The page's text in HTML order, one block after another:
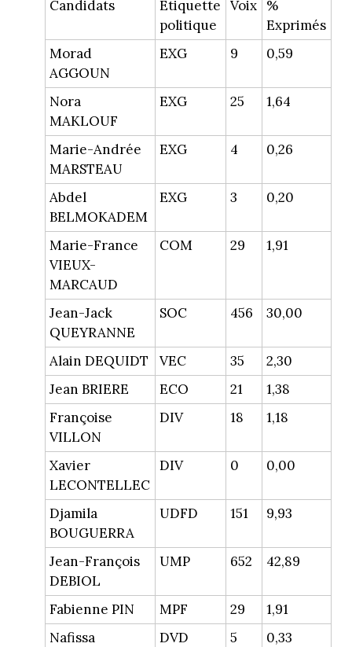
Candidats
Etiquette
politique
Voix
%
Exprimés
Morad
AGGOUN
EXG 9 0,59
Nora
MAKLOUF
EXG 25 1,64
Marie-Andrée
MARSTEAU
EXG 4 0,26
Abdel
BELMOKADEM
EXG 3 0,20
Marie-France
VIEUX-
MARCAUD
COM 29 1,91
Jean-Jack
QUEYRANNE
SOC 456 30,00
Alain DEQUIDT VEC 35
2,30
Jean BRIERE
ECO 21
1,38
Françoise
VILLON
DIV 18 1,18
Xavier
LECONTELLEC
DIV 0 0,00
Djamila
BOUGUERRA
UDFD 151 9,93
Jean-François
DEBIOL
UMP 652 42,89
Fabienne PIN MPF 29
1,91
Nafissa
DVD 5 0,33